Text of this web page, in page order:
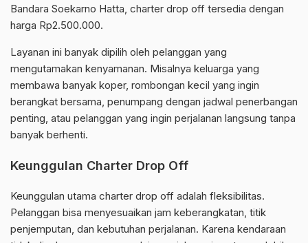
Bandara Soekarno Hatta, charter drop off tersedia dengan
harga Rp2.500.000.
Layanan ini banyak dipilih oleh pelanggan yang
mengutamakan kenyamanan. Misalnya keluarga yang
membawa banyak koper, rombongan kecil yang ingin
berangkat bersama, penumpang dengan jadwal penerbangan
penting, atau pelanggan yang ingin perjalanan langsung tanpa
banyak berhenti.
Keunggulan Charter Drop Off
Keunggulan utama charter drop off adalah fleksibilitas.
Pelanggan bisa menyesuaikan jam keberangkatan, titik
penjemputan, dan kebutuhan perjalanan. Karena kendaraan